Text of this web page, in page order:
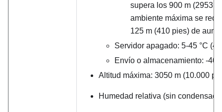
supera los 900 m (2953
ambiente máxima se
125 m (410 pies) de
Servidor apagado: 5-45 °C
Envío o almacenamiento: -
Altitud máxima: 3050 m (10.000
Humedad relativa (sin